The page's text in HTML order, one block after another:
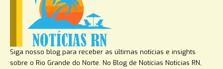
Siga nosso blog para receber as últimas notícias e insights
sobre o Rio Grande do Norte. No Blog de Notícias Notícias RN,